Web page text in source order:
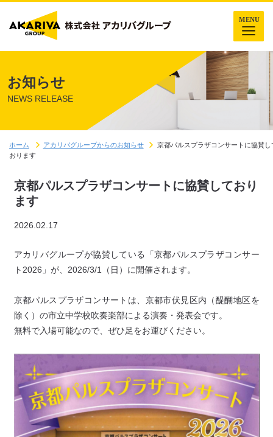
お知らせ
NEWS RELEASE
ホーム アカリバグループからのお知らせ
京都パルスプラザコンサートに協賛し
おります
京都パルスプラザコンサートに協賛しており
ます
2026.02.17
アカリバグループが協賛している「京都パルスプラザコンサー
ト2026」が、2026/3/1（日）に開催されます。
京都パルスプラザコンサートは、京都市伏見区内（醍醐地区を
除く）の市立中学校吹奏楽部による演奏・発表会です。
無料で入場可能なので、ぜひ足をお運びください。